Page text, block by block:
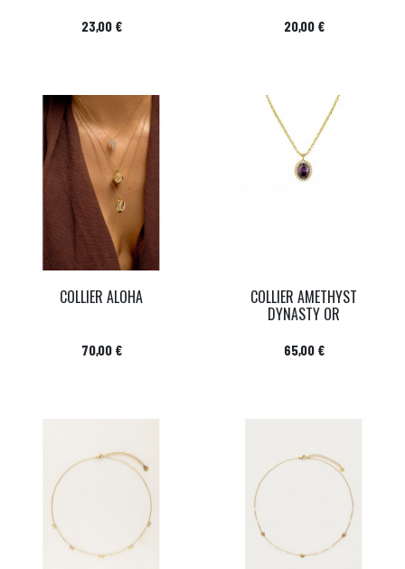
Prix
23,00 € Prix
20,00 €
COLLIER ALOHA
Prix
70,00 €
COLLIER AMETHYST
DYNASTY OR
Prix
65,00 €